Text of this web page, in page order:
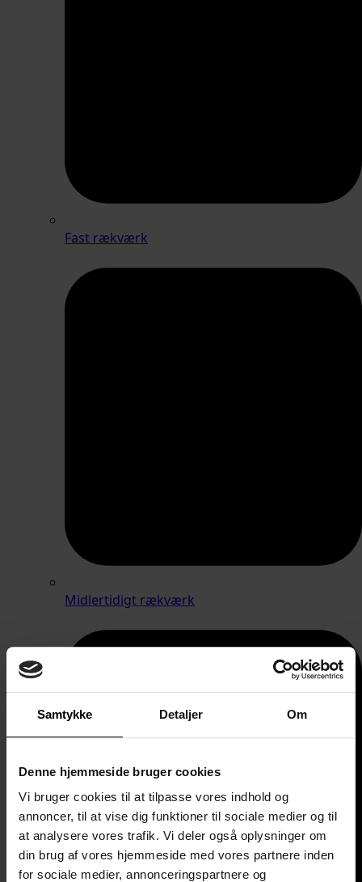
Samtykke Detaljer Om
Denne hjemmeside bruger cookies
Vi bruger cookies til at tilpasse vores indhold og
annoncer, til at vise dig funktioner til sociale medier og til
at analysere vores trafik. Vi deler også oplysninger om
din brug af vores hjemmeside med vores partnere inden
for sociale medier, annonceringspartnere og
Fast rækværk
Midlertidigt rækværk